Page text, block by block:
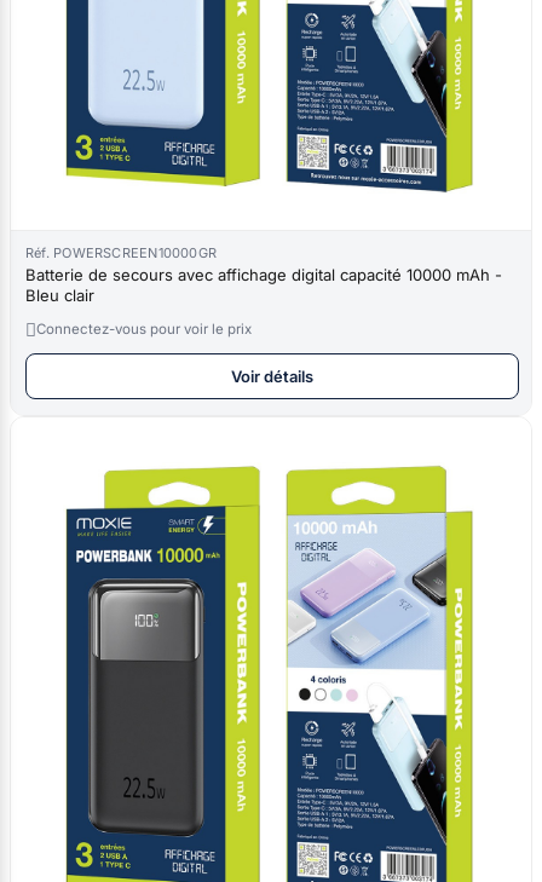
Réf. POWERSCREEN10000GR
Batterie de secours avec affichage digital capacité 10000 mAh -
Bleu clair
Connectez-vous pour voir le prix
Voir détails